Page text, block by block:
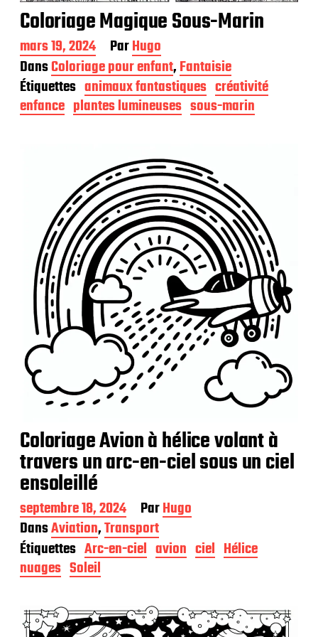
Coloriage Magique Sous-Marin
D
a
t
e
d
e
mars 19, 2024 ParHugo
DansColoriage pour enfant,Fantaisie
Étiquettes animaux fantastiques créativité
enfance plantes lumineuses sous-marin
Coloriage Avion à hélice volant à
travers un arc-en-ciel sous un ciel
ensoleillé
D
a
t
e
d
e
u
b
septembre 18, 2024 ParHugo
DansAviation,Transport
Étiquettes Arc-en-ciel avion ciel Hélice
nuages Soleil